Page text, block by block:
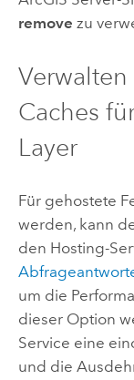
remove zu
Caches
Layer
Für gehostete
werden, kann
den Hosting-
um die
dieser Option
Service eine
und die